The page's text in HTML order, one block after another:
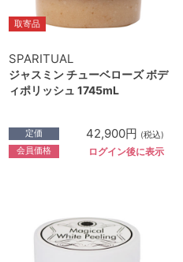
取寄品
SPARITUAL
ジャスミン チューベローズ ボデ
ィポリッシュ 1745mL
定価 42,900円 (税込)
会員価格 ログイン後に表示